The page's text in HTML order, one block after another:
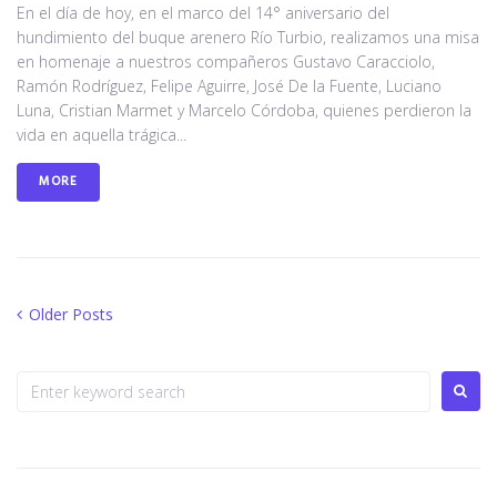
En el día de hoy, en el marco del 14° aniversario del
hundimiento del buque arenero Río Turbio, realizamos una misa
en homenaje a nuestros compañeros Gustavo Caracciolo,
Ramón Rodríguez, Felipe Aguirre, José De la Fuente, Luciano
Luna, Cristian Marmet y Marcelo Córdoba, quienes perdieron la
vida en aquella trágica...
MORE
Older Posts